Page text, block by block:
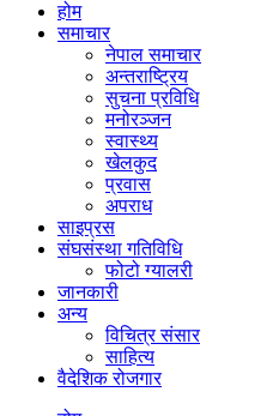
होम
समाचार
नेपाल समाचार
अन्तराष्ट्रिय
सुचना प्रविधि
मनोरञ्जन
स्वास्थ्य
खेलकुद
प्रवास
अपराध
साइप्रस
संघसंस्था गतिविधि
फोटो ग्यालरी
जानकारी
अन्य
विचित्र संसार
साहित्य
वैदेशिक रोजगार